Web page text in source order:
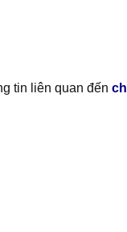
tin liên quan đến